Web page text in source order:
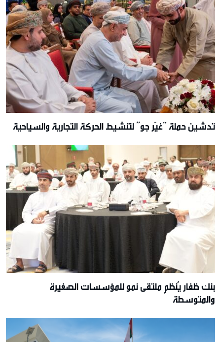
تدشين حملة “غيّر جو” لتنشيط الحركة التجارية والسياحية
بنك ظفار يُنظم ملتقى نمو للمؤسسات الصغيرة
والمتوسطة